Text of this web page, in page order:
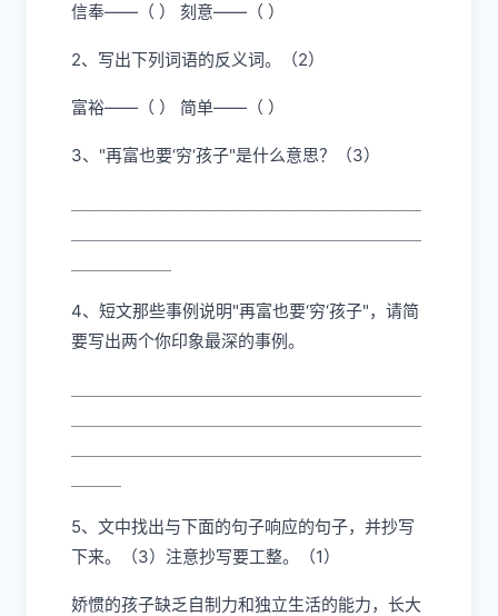
信奉——（ ） 刻意——（ ）
2、写出下列词语的反义词。（2）
富裕——（ ） 简单——（ ）
3、"再富也要‘穷‘孩子"是什么意思？（3）
4、短文那些事例说明"再富也要‘穷‘孩子"，请简
要写出两个你印象最深的事例。
5、文中找出与下面的句子响应的句子，并抄写
下来。（3）注意抄写要工整。（1）
娇惯的孩子缺乏自制力和独立生活的能力，长大